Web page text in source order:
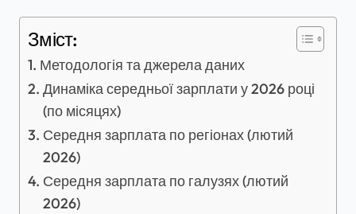
Зміст:
Методологія та джерела даних
Динаміка середньої зарплати у 2026 році
(по місяцях)
Середня зарплата по регіонах (лютий
2026)
Середня зарплата по галузях (лютий
2026)